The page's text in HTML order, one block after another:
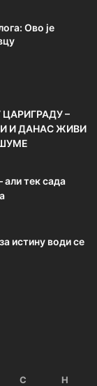
Ово је
ЦАРИГРАДУ –
И ДАНАС ЖИВИ
али тек сада
истину води се
С Н